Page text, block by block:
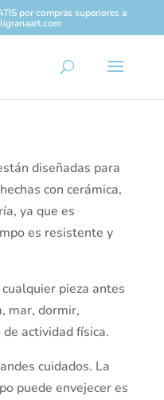
por compras superiores a
diseñadas para
con cerámica,
ya que es
es resistente y
pieza antes
mar, dormir,
actividad física.
cuidados. La
puede envejecer es